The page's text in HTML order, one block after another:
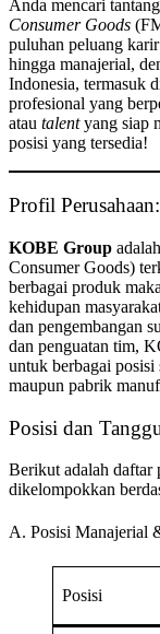
Anda mencari
Consumer Goods
puluhan peluang
hingga manajerial,
Indonesia, termasuk
profesional yang
atau talentyang siap
posisi yang tersedia!
Profil
KOBE Group
Consumer Goods)
berbagai produk
kehidupan
dan pengembangan
dan penguatan tim,
untuk berbagai posisi
maupun pabrik
Posisi dan
Berikut adalah
dikelompokkan
A. Posisi Manajerial
Posisi